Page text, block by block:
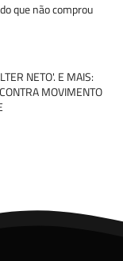
que não comprou
NETO'. E MAIS:
MOVIMENTO